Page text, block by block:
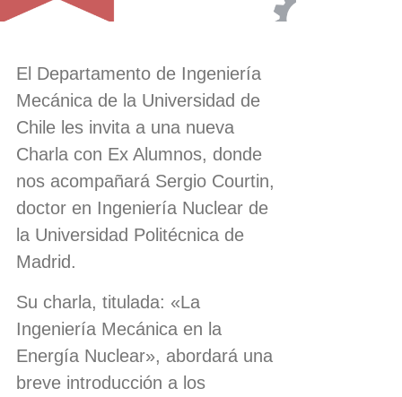
El Departamento de Ingeniería
Mecánica de la Universidad de
Chile les invita a una nueva
Charla con Ex Alumnos, donde
nos acompañará Sergio Courtin,
doctor en Ingeniería Nuclear de
la Universidad Politécnica de
Madrid.
Su charla, titulada: «La
Ingeniería Mecánica en la
Energía Nuclear», abordará una
breve introducción a los